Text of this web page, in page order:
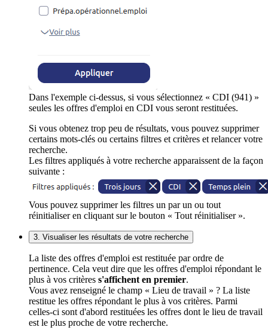
Dans l'exemple ci-dessus, si vous sélectionnez « CDI (941) »
seules les offres d'emploi en CDI vous seront restituées.
Si vous obtenez trop peu de résultats, vous pouvez supprimer
certains mots-clés ou certains filtres et critères et relancer votre
recherche.
Les filtres appliqués à votre recherche apparaissent de la façon
suivante :
Vous pouvez supprimer les filtres un par un ou tout
réinitialiser en cliquant sur le bouton « Tout réinitialiser ».
3. Visualiser les résultats de votre recherche
La liste des offres d'emploi est restituée par ordre de
pertinence. Cela veut dire que les offres d'emploi répondant le
plus à vos critères s'affichent en premier.
Vous avez renseigné le champ « Lieu de travail » ? La liste
restitue les offres répondant le plus à vos critères. Parmi
celles-ci sont d'abord restituées les offres dont le lieu de travail
est le plus proche de votre recherche.